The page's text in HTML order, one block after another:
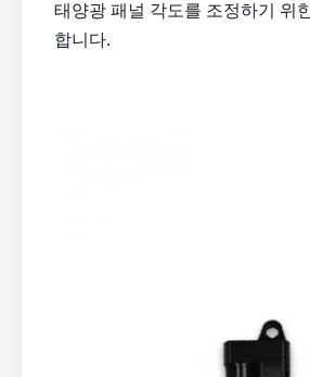
태양광 패널 각도를 조정하기 위
합니다.